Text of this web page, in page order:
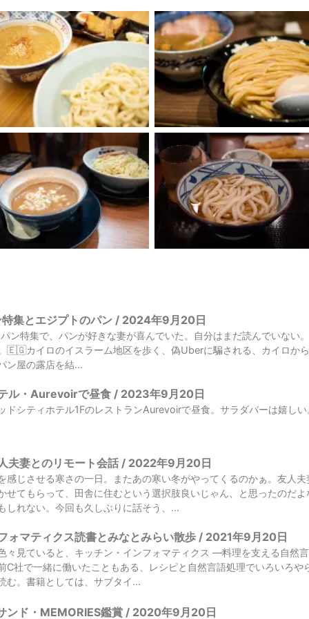
集とエジプトのパン / 2024年9月20日
ン特集で、パンが好きな妻が喜んでいた。自分はまだ読んでいない
🇪🇬カイロのイスラーム地区を歩く、偽Uberに騙される、カイロか
ン屋の露店を結...
ル・Aurevoirで昼食 / 2023年9月20日
ドシティホテル1FのレストランAurevoirで昼食。サラダバーは嬉しい
夫妻とのリモート会話 / 2022年9月20日
感じさせる寒さの一日。またあの寒い冬がやってくるのかぁ。友人
せてもらって、田舎に住むという選択肢良いじゃん、と思ったのだ
しれない。今回も久しぶりに話そう、...
ォマティクス読書とみなとみらい散歩 / 2021年9月20日
々見ていると、キッチン・インフォマティクス ―料理を支える自然
C社で一緒に働いたこともある、レシピと自然言語処理でいろいろ
む。書籍としては、サブタイ...
ンド・MEMORIES鑑賞 / 2020年9月20日